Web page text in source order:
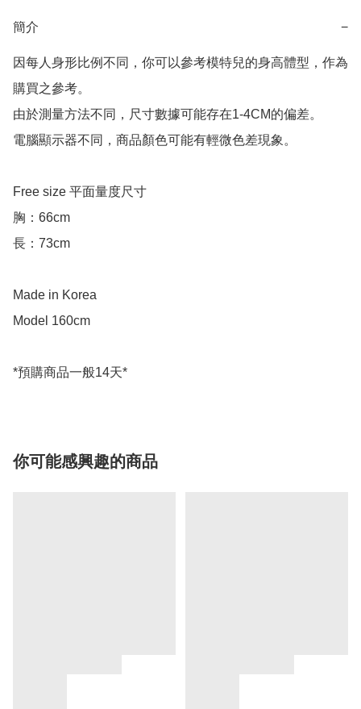
簡介 −
因每人身形比例不同，你可以參考模特兒的身高體型，作為
購買之參考。
由於測量方法不同，尺寸數據可能存在1-4CM的偏差。
電腦顯示器不同，商品顏色可能有輕微色差現象。
Free size 平面量度尺寸
胸：66cm
長：73cm
Made in Korea
Model 160cm
你可能感興趣的商品